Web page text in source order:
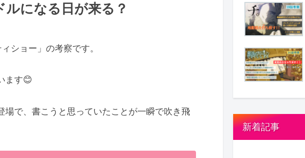
になる日が来る？
ショー」の考察です。
ます😊
で、書こうと思っていたことが一瞬で吹き飛
新着記事